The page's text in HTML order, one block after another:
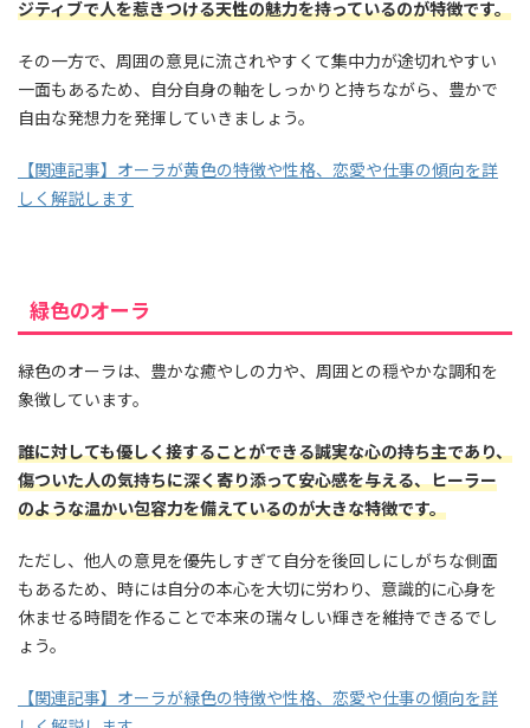
ジティブで人を惹きつける天性の魅力を持っているのが特徴です。
その一方で、周囲の意見に流されやすくて集中力が途切れやすい
一面もあるため、自分自身の軸をしっかりと持ちながら、豊かで
自由な発想力を発揮していきましょう。
【関連記事】オーラが黄色の特徴や性格、恋愛や仕事の傾向を詳
しく解説します
緑色のオーラ
緑色のオーラは、豊かな癒やしの力や、周囲との穏やかな調和を
象徴しています。
誰に対しても優しく接することができる誠実な心の持ち主であり、
傷ついた人の気持ちに深く寄り添って安心感を与える、ヒーラー
のような温かい包容力を備えているのが大きな特徴です。
ただし、他人の意見を優先しすぎて自分を後回しにしがちな側面
もあるため、時には自分の本心を大切に労わり、意識的に心身を
休ませる時間を作ることで本来の瑞々しい輝きを維持できるでし
ょう。
【関連記事】オーラが緑色の特徴や性格、恋愛や仕事の傾向を詳